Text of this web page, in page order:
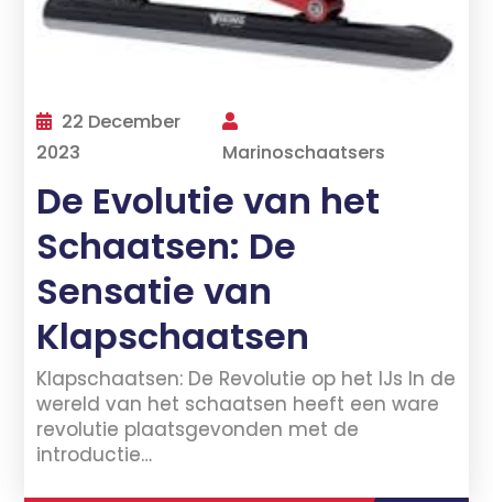
22 December
2023
Marinoschaatsers
De Evolutie van het
Schaatsen: De
Sensatie van
Klapschaatsen
Klapschaatsen: De Revolutie op het IJs In de
wereld van het schaatsen heeft een ware
revolutie plaatsgevonden met de
introductie…